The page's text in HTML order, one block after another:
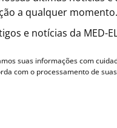
a qualquer momento.
e notícias da MED-
suas informações com
com o processamento de